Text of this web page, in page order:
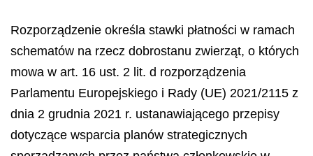
Rozporządzenie określa stawki płatności w ramach
schematów na rzecz dobrostanu zwierząt, o których
mowa w art. 16 ust. 2 lit. d rozporządzenia
Parlamentu Europejskiego i Rady (UE) 2021/2115 z
dnia 2 grudnia 2021 r. ustanawiającego przepisy
dotyczące wsparcia planów strategicznych